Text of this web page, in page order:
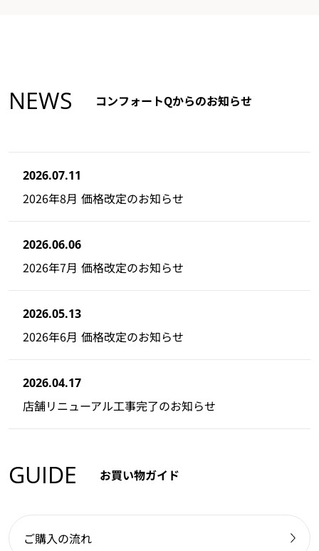
NEWS コンフォートQからのお知らせ
2026.07.11
2026年8月 価格改定のお知らせ
2026.06.06
2026年7月 価格改定のお知らせ
2026.05.13
2026年6月 価格改定のお知らせ
2026.04.17
店舗リニューアル工事完了のお知らせ
GUIDE お買い物ガイド
ご購入の流れ